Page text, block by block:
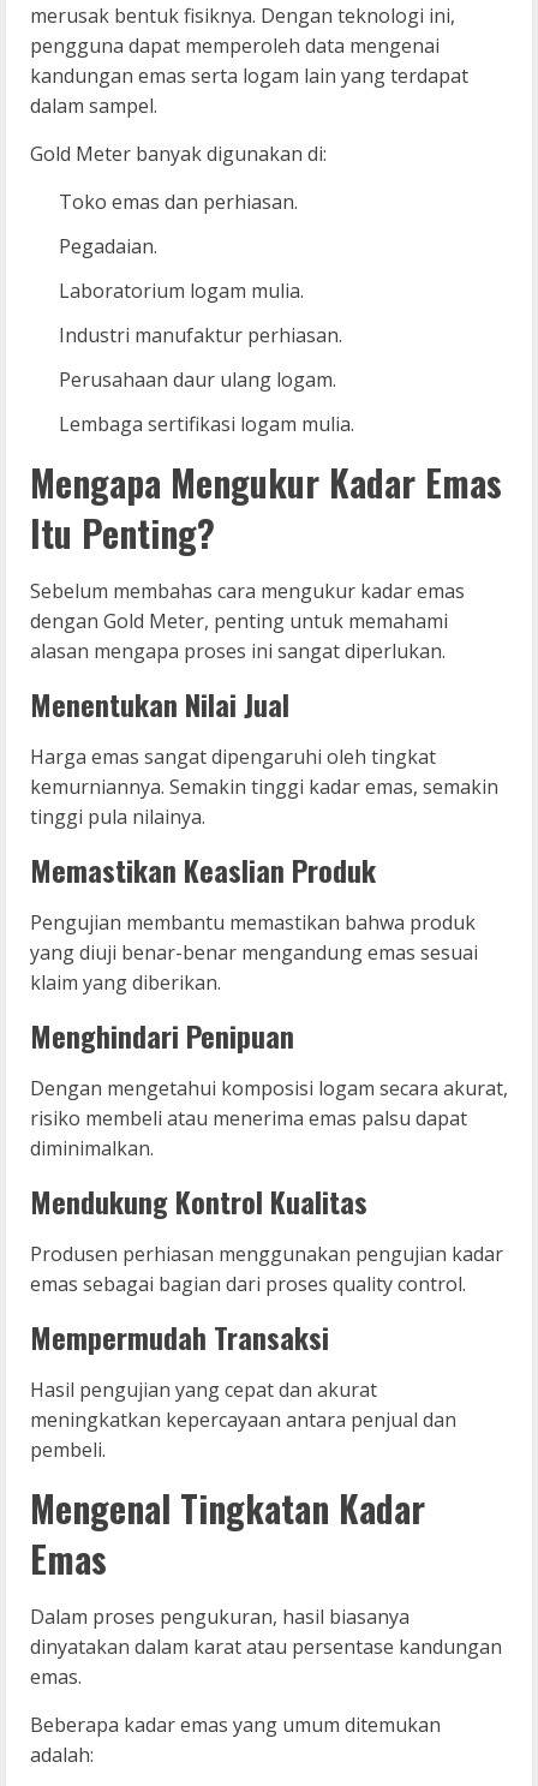
merusak bentuk fisiknya. Dengan teknologi ini,
pengguna dapat memperoleh data mengenai
kandungan emas serta logam lain yang terdapat
dalam sampel.
Gold Meter banyak digunakan di:
Toko emas dan perhiasan.
Pegadaian.
Laboratorium logam mulia.
Industri manufaktur perhiasan.
Perusahaan daur ulang logam.
Lembaga sertifikasi logam mulia.
Mengapa Mengukur Kadar Emas
Itu Penting?
Sebelum membahas cara mengukur kadar emas
dengan Gold Meter, penting untuk memahami
alasan mengapa proses ini sangat diperlukan.
Menentukan Nilai Jual
Harga emas sangat dipengaruhi oleh tingkat
kemurniannya. Semakin tinggi kadar emas, semakin
tinggi pula nilainya.
Memastikan Keaslian Produk
Pengujian membantu memastikan bahwa produk
yang diuji benar-benar mengandung emas sesuai
klaim yang diberikan.
Menghindari Penipuan
Dengan mengetahui komposisi logam secara akurat,
risiko membeli atau menerima emas palsu dapat
diminimalkan.
Mendukung Kontrol Kualitas
Produsen perhiasan menggunakan pengujian kadar
emas sebagai bagian dari proses quality control.
Mempermudah Transaksi
Hasil pengujian yang cepat dan akurat
meningkatkan kepercayaan antara penjual dan
pembeli.
Mengenal Tingkatan Kadar
Emas
Dalam proses pengukuran, hasil biasanya
dinyatakan dalam karat atau persentase kandungan
emas.
Beberapa kadar emas yang umum ditemukan
adalah: